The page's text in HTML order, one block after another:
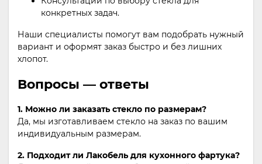
конкретных задач.
Наши специалисты помогут вам подобрать нужный
вариант и оформят заказ быстро и без лишних
хлопот.
Вопросы — ответы
1. Можно ли заказать стекло по размерам?
Да, мы изготавливаем стекло на заказ по вашим
индивидуальным размерам.
2. Подходит ли Лакобель для кухонного фартука?